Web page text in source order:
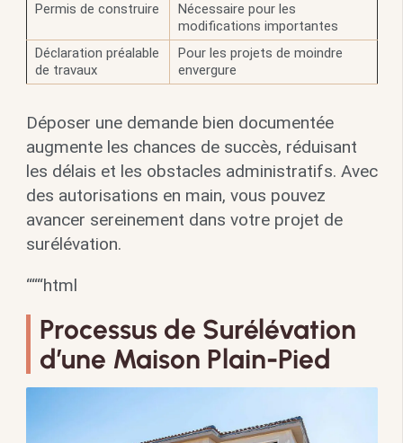
Permis de construire
Nécessaire pour les
modifications importantes
Déclaration préalable
de travaux
Pour les projets de moindre
envergure
Déposer une demande bien documentée
augmente les chances de succès, réduisant
les délais et les obstacles administratifs. Avec
des autorisations en main, vous pouvez
avancer sereinement dans votre projet de
surélévation.
“““html
Processus de Surélévation
d’une Maison Plain-Pied